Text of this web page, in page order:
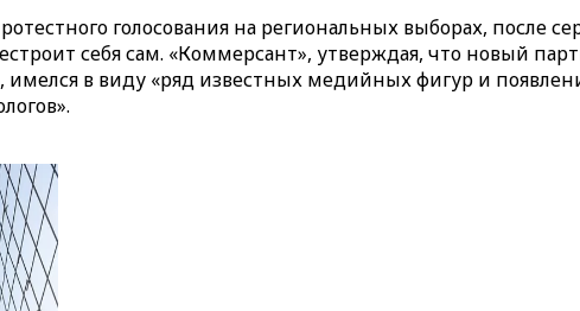
голосования на региональных выборах, после
себя сам. «Коммерсант», утверждая, что новый
в виду «ряд известных медийных фигур и